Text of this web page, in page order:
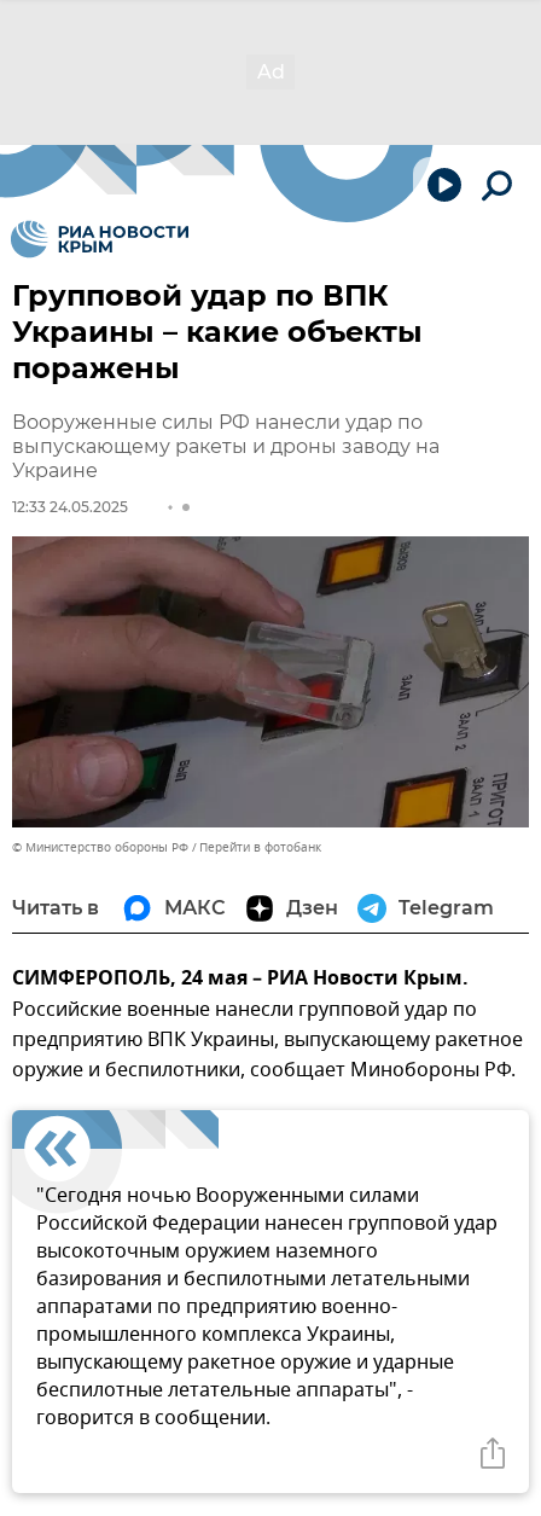
Групповой удар по ВПК
Украины – какие объекты
поражены
Вооруженные силы РФ нанесли удар по
выпускающему ракеты и дроны заводу на
Украине
12:33 24.05.2025
© Министерство обороны РФ Перейти в фотобанк
Читать в МАКС Дзен Telegram
СИМФЕРОПОЛЬ, 24 мая – РИА Новости Крым.
Российские военные нанесли групповой удар по
предприятию ВПК Украины, выпускающему ракетное
оружие и беспилотники, сообщает Минобороны РФ.
"Сегодня ночью Вооруженными силами
Российской Федерации нанесен групповой удар
высокоточным оружием наземного
базирования и беспилотными летательными
аппаратами по предприятию военно-
промышленного комплекса Украины,
выпускающему ракетное оружие и ударные
беспилотные летательные аппараты", -
говорится в сообщении.